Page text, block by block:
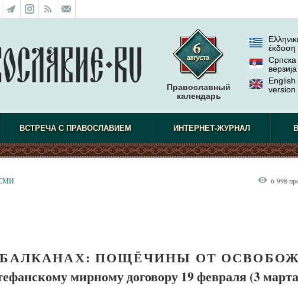
Православный
календарь
έκδοση
Српска
верзиjа
English
version
ВСТРЕЧА С ПРАВОСЛАВИЕМ ИНТЕРНЕТ-ЖУРНАЛ
СМИ 6 998
ПОЩЁЧИНЫ ОТ
мирному договору 19 февраля (3